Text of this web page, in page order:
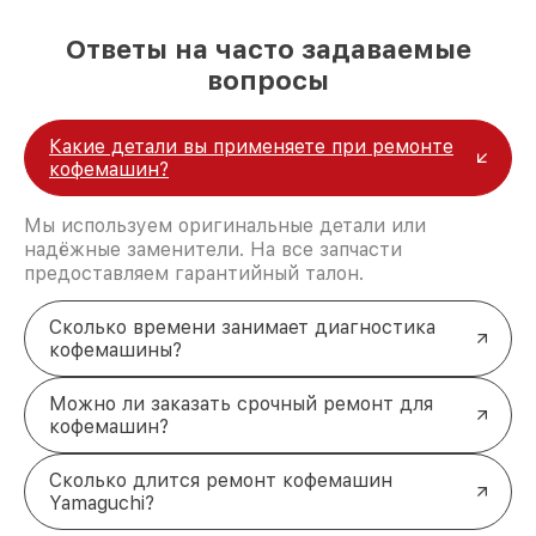
Обратитесь к профессиональным мастерам для
восстановления работоспособности вашей
кофемашины. Мы гарантируем точную
диагностику и качественный ремонт в
кратчайшие сроки. Свяжитесь с нами по телефону
+7 (383) 202-18-57 или посетите нас по адресу ул.
Фрунзе, 238, корп. 4.
Ответы на часто задаваемые
вопросы
Какие детали вы применяете при ремонте
кофемашин?
Мы используем оригинальные детали или
надёжные заменители. На все запчасти
предоставляем гарантийный талон.
Сколько времени занимает диагностика
кофемашины?
Можно ли заказать срочный ремонт для
кофемашин?
Сколько длится ремонт кофемашин
Yamaguchi?